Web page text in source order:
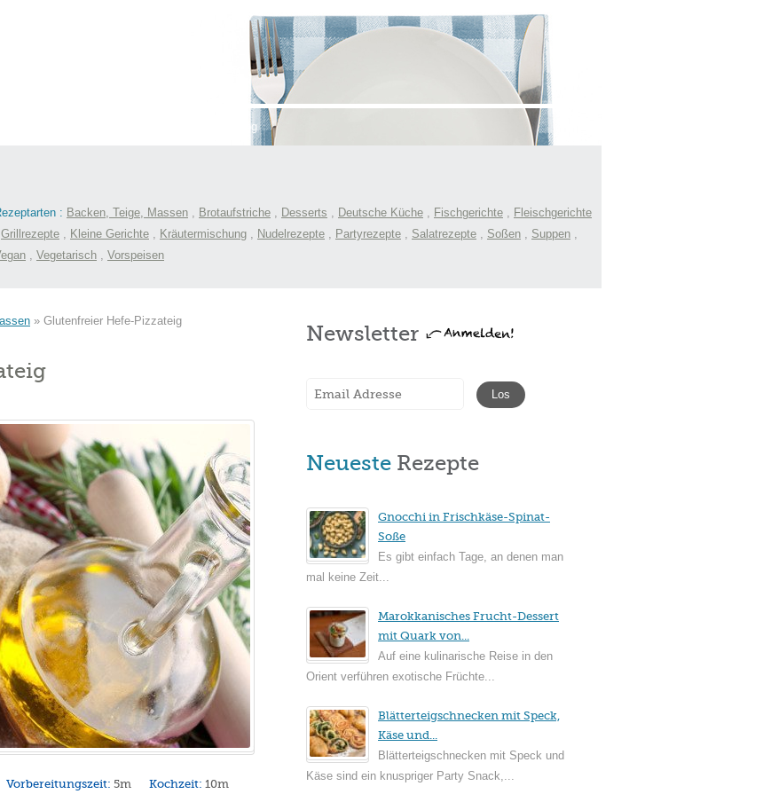
Blog
: Backen, Teige, Massen , Brotaufstriche , Desserts , Deutsche Küche , Fischgerichte , Fleischgerichte
Grillrezepte , Kleine Gerichte , Kräutermischung , Nudelrezepte , Partyrezepte , Salatrezepte , Soßen , Suppen ,
, Vegetarisch , Vorspeisen
» Glutenfreier Hefe-Pizzateig
Vorbereitungszeit: 5m Kochzeit: 10m
Newsletter
Neueste Rezepte
Gnocchi in Frischkäse-Spinat-
Soße
Es gibt einfach Tage, an denen man
mal keine Zeit...
Marokkanisches Frucht-Dessert
mit Quark von...
Auf eine kulinarische Reise in den
Orient verführen exotische Früchte...
Blätterteigschnecken mit Speck,
Käse und...
Blätterteigschnecken mit Speck und
Käse sind ein knuspriger Party Snack,...